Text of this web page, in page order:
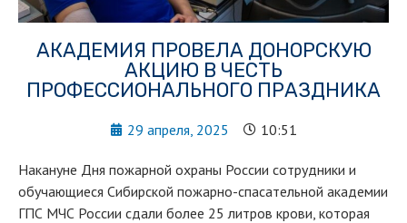
АКАДЕМИЯ ПРОВЕЛА ДОНОРСКУЮ
АКЦИЮ В ЧЕСТЬ
ПРОФЕССИОНАЛЬНОГО ПРАЗДНИКА
29 апреля, 2025 10:51
Накануне Дня пожарной охраны России сотрудники и
обучающиеся Сибирской пожарно-спасательной академии
ГПС МЧС России сдали более 25 литров крови, которая